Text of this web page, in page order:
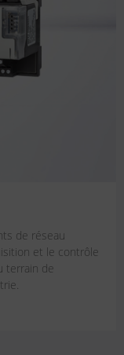
de réseau
et le contrôle
terrain de